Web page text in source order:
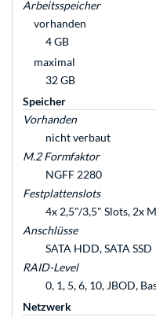
Arbeitsspeicher
vorhanden
4 GB
maximal
32 GB
Speicher
Vorhanden
nicht verbaut
M.2 Formfaktor
NGFF 2280
Festplattenslots
4x 2,5"/3,5" Slots, 2x
Anschlüsse
SATA HDD, SATA SSD
RAID-Level
0, 1, 5, 6, 10, JBOD,
Netzwerk